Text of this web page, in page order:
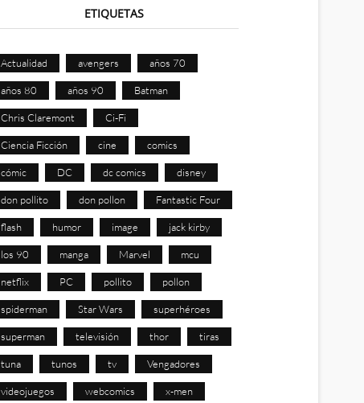
ETIQUETAS
Actualidad avengers años 70
años 80 años 90 Batman
Chris Claremont Ci-Fi
Ciencia Ficción cine comics
cómic DC dc comics disney
don pollito don pollon Fantastic Four
flash humor image jack kirby
los 90 manga Marvel mcu
netflix PC pollito pollon
spiderman Star Wars superhéroes
superman televisión thor tiras
tuna tunos tv Vengadores
videojuegos webcomics x-men